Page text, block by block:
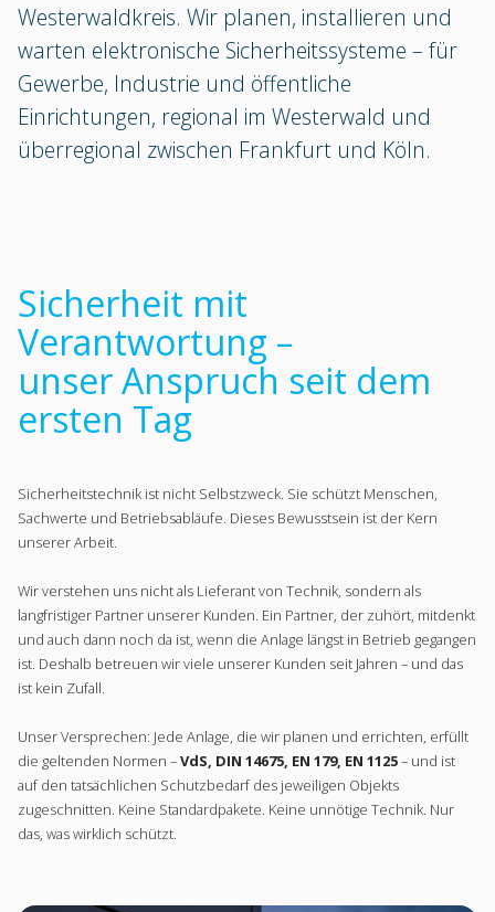
Westerwaldkreis. Wir planen, installieren und
warten elektronische Sicherheitssysteme – für
Gewerbe, Industrie und öffentliche
Einrichtungen, regional im Westerwald und
überregional zwischen Frankfurt und Köln.
Sicherheit mit
Verantwortung –
unser Anspruch seit dem
ersten Tag
Sicherheitstechnik ist nicht Selbstzweck. Sie schützt Menschen,
Sachwerte und Betriebsabläufe. Dieses Bewusstsein ist der Kern
unserer Arbeit.
Wir verstehen uns nicht als Lieferant von Technik, sondern als
langfristiger Partner unserer Kunden. Ein Partner, der zuhört, mitdenkt
und auch dann noch da ist, wenn die Anlage längst in Betrieb gegangen
ist. Deshalb betreuen wir viele unserer Kunden seit Jahren – und das
ist kein Zufall.
Unser Versprechen: Jede Anlage, die wir planen und errichten, erfüllt
die geltenden Normen –VdS, DIN 14675, EN 179, EN 1125– und ist
auf den tatsächlichen Schutzbedarf des jeweiligen Objekts
zugeschnitten. Keine Standardpakete. Keine unnötige Technik. Nur
das, was wirklich schützt.